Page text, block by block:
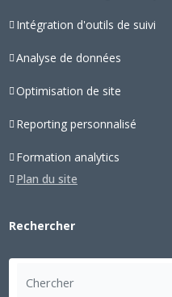
Intégration d'outils de suivi
Analyse de données
Optimisation de site
Reporting personnalisé
Formation analytics
Plan du site
Rechercher